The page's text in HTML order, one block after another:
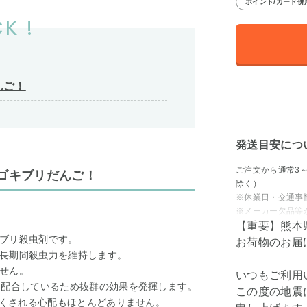
!
！
キブリだんご！
リ殺虫剤です。
期間殺虫力を維持します。
ん。
合しているため抜群の効果を発揮します。
れる心配もほとんどありません。
ポイント/カード併
発送目安につ
ご注文から通常3
除く）
※休業日・交通事
※メーカー欠品等
【重要】熊
お荷物のお届
いつもご利用
この度の地